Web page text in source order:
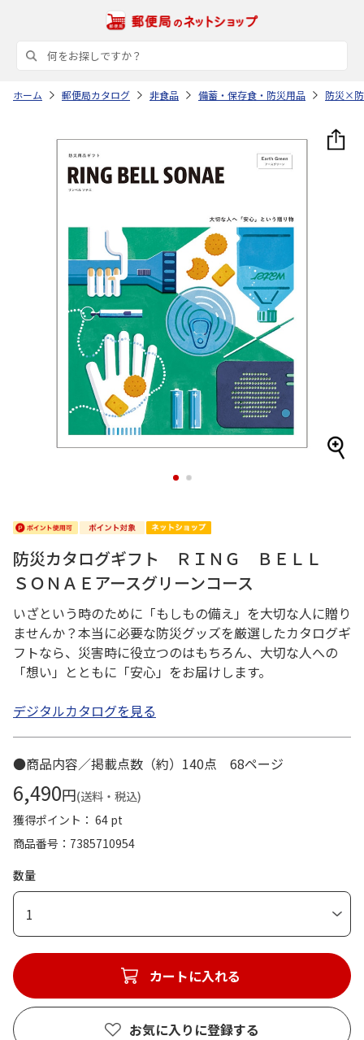
ホーム 郵便局カタログ 非食品 備蓄・保存食・防災用品 防災×防
1 2
防災カタログギフト ＲＩＮＧ ＢＥＬＬ
ＳＯＮＡＥアースグリーンコース
いざという時のために「もしもの備え」を大切な人に贈り
ませんか？本当に必要な防災グッズを厳選したカタログギ
フトなら、災害時に役立つのはもちろん、大切な人への
「想い」とともに「安心」をお届けします。
デジタルカタログを見る
●商品内容／掲載点数（約）140点 68ページ
6,490円(送料・税込)
獲得ポイント： 64 pt
商品番号
7385710954
数量
1
カートに入れる
お気に入りに登録する